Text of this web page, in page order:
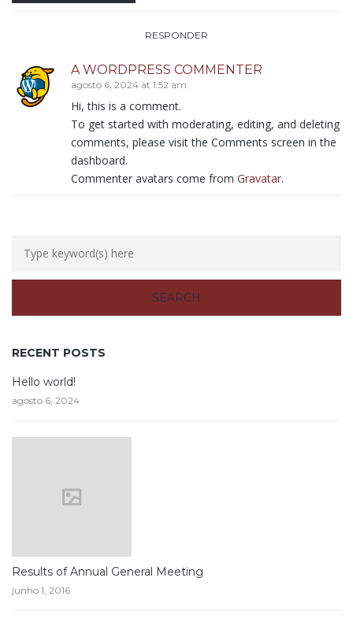
RESPONDER
A WORDPRESS COMMENTER
agosto 6, 2024 at 1:52 am
Hi, this is a comment.
To get started with moderating, editing, and deleting
comments, please visit the Comments screen in the
dashboard.
Commenter avatars come from Gravatar.
RECENT POSTS
Hello world!
agosto 6, 2024
Results of Annual General Meeting
junho 1, 2016